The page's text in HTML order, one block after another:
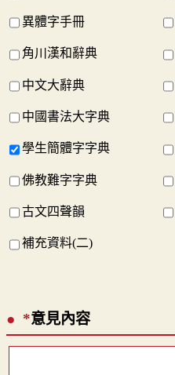
異體字手冊
角川漢和辭典
中文大辭典
中國書法大字典
學生簡體字字典
佛教難字字典
古文四聲韻
補充資料(二)
*意見內容